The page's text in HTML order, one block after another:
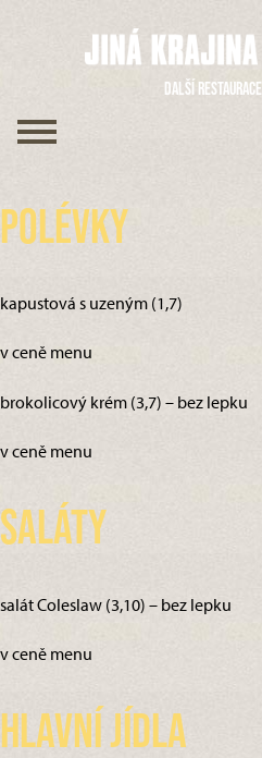
Další restaurace
Polévky
kapustová s uzeným (1,7)
v ceně menu
brokolicový krém (3,7) – bez lepku
v ceně menu
Saláty
salát Coleslaw (3,10) – bez lepku
v ceně menu
Hlavní jídla